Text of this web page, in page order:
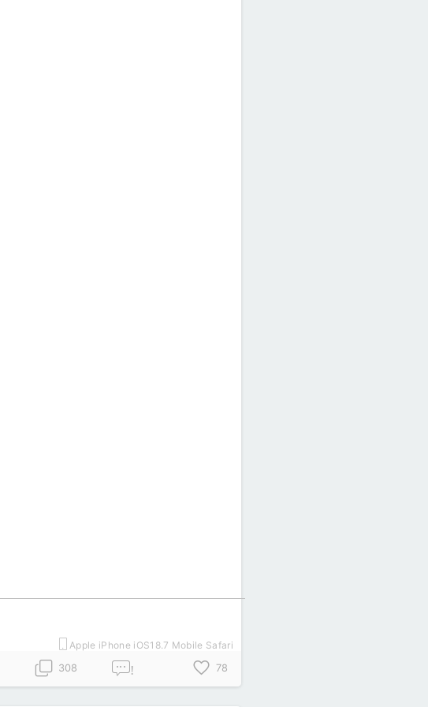
Apple iPhone iOS18.7 Mobile Safari
308 ! 78